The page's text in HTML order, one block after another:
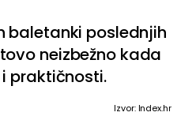
baletanki poslednjih
neizbežno kada
praktičnosti.
Izvor: Index.hr